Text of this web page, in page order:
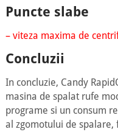
Puncte slabe
– viteza maxima de
Concluzii
In concluzie, Candy
masina de spalat rufe
programe si un consum
al zgomotului de